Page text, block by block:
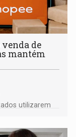
venda de
mantém
utilizarem